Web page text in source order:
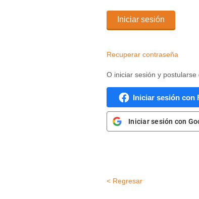
Iniciar sesión
Recuperar contraseña
O iniciar sesión y
Iniciar sesión con
Iniciar sesión con
< Regresar